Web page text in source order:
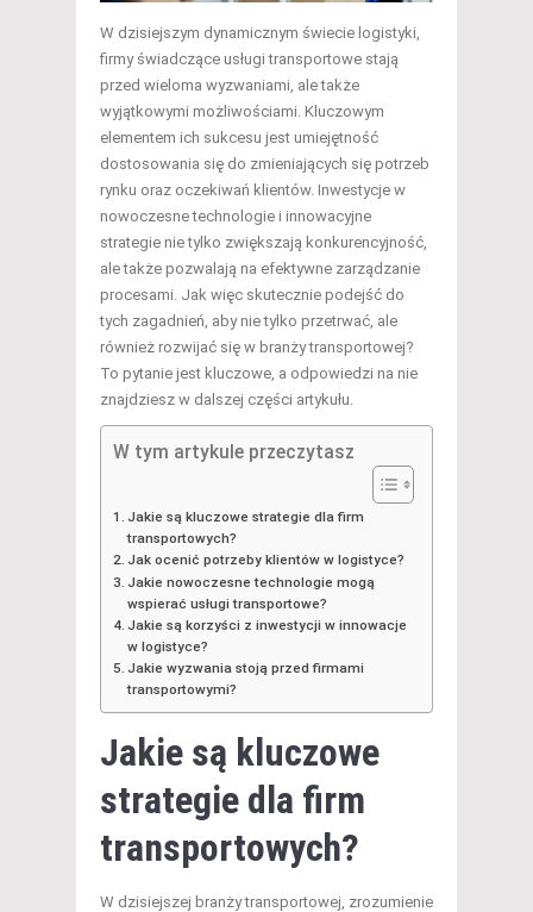
W dzisiejszym dynamicznym świecie logistyki,
firmy świadczące usługi transportowe stają
przed wieloma wyzwaniami, ale także
wyjątkowymi możliwościami. Kluczowym
elementem ich sukcesu jest umiejętność
dostosowania się do zmieniających się potrzeb
rynku oraz oczekiwań klientów. Inwestycje w
nowoczesne technologie i innowacyjne
strategie nie tylko zwiększają konkurencyjność,
ale także pozwalają na efektywne zarządzanie
procesami. Jak więc skutecznie podejść do
tych zagadnień, aby nie tylko przetrwać, ale
również rozwijać się w branży transportowej?
To pytanie jest kluczowe, a odpowiedzi na nie
znajdziesz w dalszej części artykułu.
W tym artykule przeczytasz
Jakie są kluczowe strategie dla firm
transportowych?
Jak ocenić potrzeby klientów w logistyce?
Jakie nowoczesne technologie mogą
wspierać usługi transportowe?
Jakie są korzyści z inwestycji w innowacje
w logistyce?
Jakie wyzwania stoją przed firmami
transportowymi?
Jakie są kluczowe
strategie dla firm
transportowych?
W dzisiejszej branży transportowej, zrozumienie